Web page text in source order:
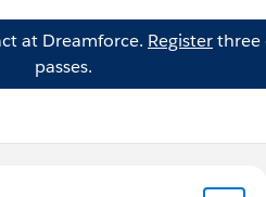
at Dreamforce. Registerthree
passes.